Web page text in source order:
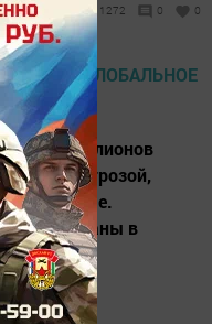
1272 0 0
миллионов
под угрозой,
ученые.
в